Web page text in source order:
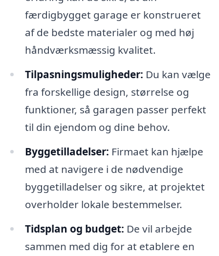
færdigbygget garage er konstrueret
af de bedste materialer og med høj
håndværksmæssig kvalitet.
Tilpasningsmuligheder: Du kan vælge
fra forskellige design, størrelse og
funktioner, så garagen passer perfekt
til din ejendom og dine behov.
Byggetilladelser: Firmaet kan hjælpe
med at navigere i de nødvendige
byggetilladelser og sikre, at projektet
overholder lokale bestemmelser.
Tidsplan og budget: De vil arbejde
sammen med dig for at etablere en